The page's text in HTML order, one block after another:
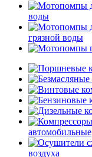
воды
грязной воды
автомобильные
воздуха